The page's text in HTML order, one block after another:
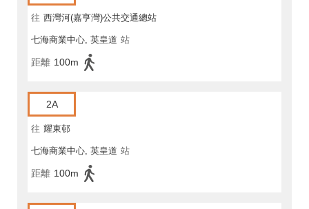
往 西灣河(嘉亨灣)公共交通總站
七海商業中心, 英皇道 站
距離 100m
2A
往 耀東邨
七海商業中心, 英皇道 站
距離 100m